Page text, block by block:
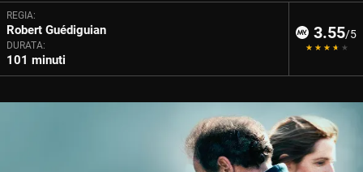
REGIA:
Robert Guédiguian
DURATA:
101 minuti
3.55/5